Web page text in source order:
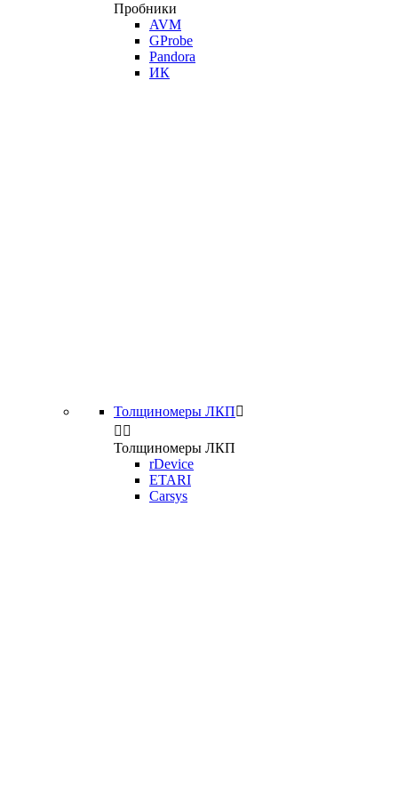
Пробники
AVM
GProbe
Pandora
ИК
Толщиномеры ЛКП
 
Толщиномеры ЛКП
rDevice
ETARI
Carsys